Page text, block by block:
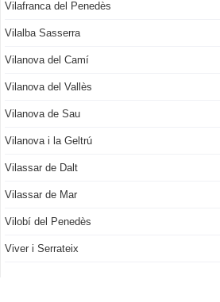
Vilafranca del Penedès
Vilalba Sasserra
Vilanova del Camí
Vilanova del Vallès
Vilanova de Sau
Vilanova i la Geltrú
Vilassar de Dalt
Vilassar de Mar
Vilobí del Penedès
Viver i Serrateix